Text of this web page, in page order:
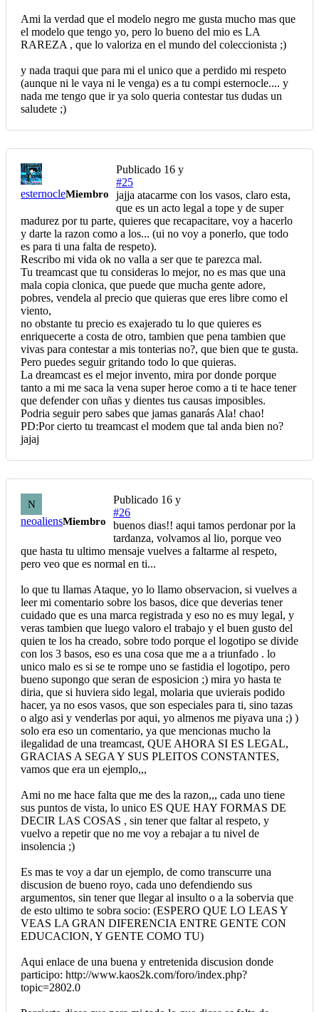
Ami la verdad que el modelo negro me gusta mucho mas que
el modelo que tengo yo, pero lo bueno del mio es LA
RAREZA , que lo valoriza en el mundo del coleccionista ;)
y nada traqui que para mi el unico que a perdido mi respeto
(aunque ni le vaya ni le venga) es a tu compi esternocle.... y
nada me tengo que ir ya solo queria contestar tus dudas un
saludete ;)
esternocleMiembro
Publicado 16 y
#25
jajja atacarme con los vasos, claro esta,
que es un acto legal a tope y de super
madurez por tu parte, quieres que recapacitare, voy a hacerlo
y darte la razon como a los... (ui no voy a ponerlo, que todo
es para ti una falta de respeto).
Rescribo mi vida ok no valla a ser que te parezca mal.
Tu treamcast que tu consideras lo mejor, no es mas que una
mala copia clonica, que puede que mucha gente adore,
pobres, vendela al precio que quieras que eres libre como el
viento,
no obstante tu precio es exajerado tu lo que quieres es
enriquecerte a costa de otro, tambien que pena tambien que
vivas para contestar a mis tonterias no?, que bien que te gusta.
Pero puedes seguir gritando todo lo que quieras.
La dreamcast es el mejor invento, mira por donde porque
tanto a mi me saca la vena super heroe como a ti te hace tener
que defender con uñas y dientes tus causas imposibles.
Podria seguir pero sabes que jamas ganarás Ala! chao!
PD:Por cierto tu treamcast el modem que tal anda bien no?
jajaj
N
neoaliensMiembro
Publicado 16 y
#26
buenos dias!! aqui tamos perdonar por la
tardanza, volvamos al lio, porque veo
que hasta tu ultimo mensaje vuelves a faltarme al respeto,
pero veo que es normal en ti...
lo que tu llamas Ataque, yo lo llamo observacion, si vuelves a
leer mi comentario sobre los basos, dice que deverias tener
cuidado que es una marca registrada y eso no es muy legal, y
veras tambien que luego valoro el trabajo y el buen gusto del
quien te los ha creado, sobre todo porque el logotipo se divide
con los 3 basos, eso es una cosa que me a a triunfado . lo
unico malo es si se te rompe uno se fastidia el logotipo, pero
bueno supongo que seran de esposicion ;) mira yo hasta te
diria, que si huviera sido legal, molaria que uvierais podido
hacer, ya no esos vasos, que son especiales para ti, sino tazas
o algo asi y venderlas por aqui, yo almenos me piyava una ;) )
solo era eso un comentario, ya que mencionas mucho la
ilegalidad de una treamcast, QUE AHORA SI ES LEGAL,
GRACIAS A SEGA Y SUS PLEITOS CONSTANTES,
vamos que era un ejemplo,,,
Ami no me hace falta que me des la razon,,, cada uno tiene
sus puntos de vista, lo unico ES QUE HAY FORMAS DE
DECIR LAS COSAS , sin tener que faltar al respeto, y
vuelvo a repetir que no me voy a rebajar a tu nivel de
insolencia ;)
Es mas te voy a dar un ejemplo, de como transcurre una
discusion de bueno royo, cada uno defendiendo sus
argumentos, sin tener que llegar al insulto o a la sobervia que
de esto ultimo te sobra socio: (ESPERO QUE LO LEAS Y
VEAS LA GRAN DIFERENCIA ENTRE GENTE CON
EDUCACION, Y GENTE COMO TU)
Aqui enlace de una buena y entretenida discusion donde
participo: http://www.kaos2k.com/foro/index.php?
topic=2802.0